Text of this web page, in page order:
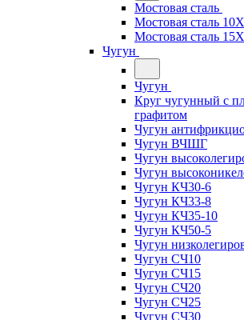
Мостовая сталь
Мостовая сталь
Мостовая сталь
Чугун
Чугун
Круг чугунный с
графитом
Чугун
Чугун ВЧШГ
Чугун
Чугун
Чугун КЧ30-6
Чугун КЧ33-8
Чугун КЧ35-10
Чугун КЧ50-5
Чугун
Чугун СЧ10
Чугун СЧ15
Чугун СЧ20
Чугун СЧ25
Чугун СЧ30